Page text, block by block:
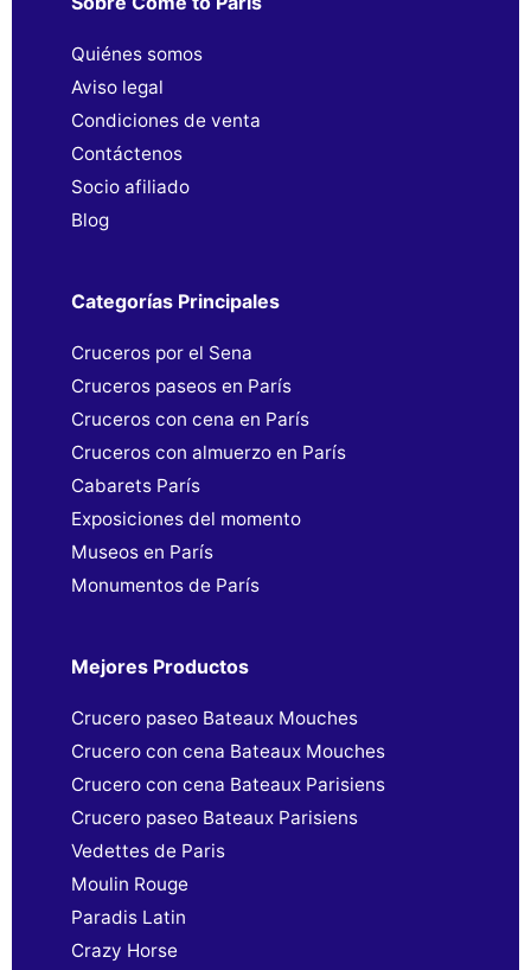
Quiénes somos
Aviso legal
Condiciones de venta
Contáctenos
Socio afiliado
Blog
Categorías Principales
Cruceros por el Sena
Cruceros paseos en París
Cruceros con cena en París
Cruceros con almuerzo en París
Cabarets París
Exposiciones del momento
Museos en París
Monumentos de París
Mejores Productos
Crucero paseo Bateaux Mouches
Crucero con cena Bateaux Mouches
Crucero con cena Bateaux Parisiens
Crucero paseo Bateaux Parisiens
Vedettes de Paris
Moulin Rouge
Paradis Latin
Crazy Horse